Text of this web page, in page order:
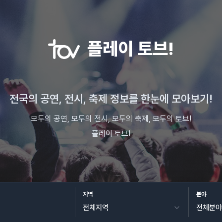
플레이 토브!
전국의 공연, 전시, 축제 정보를 한눈에 모아보기!
모두의 공연, 모두의 전시, 모두의 축제, 모두의 토브!
플레이 토브!
지역 분야